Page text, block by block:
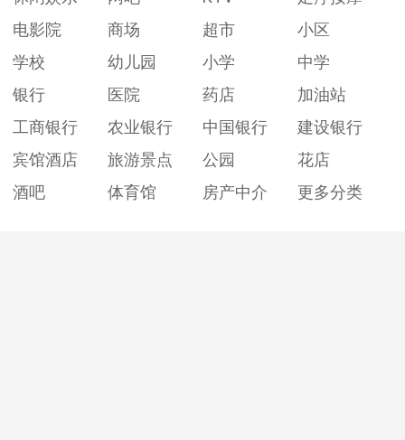
电影院
商场 超市
小区
学校
幼儿园 小学
中学
银行
医院 药店
加油站
工商银行
农业银行 中国银行
建设银行
宾馆酒店
旅游景点 公园
花店
酒吧
体育馆 房产中介 更多分类